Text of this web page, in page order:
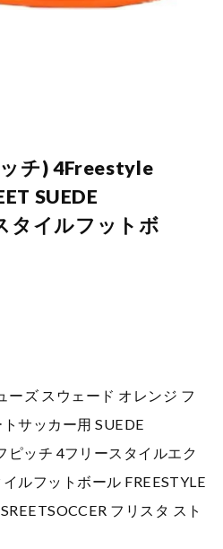
チ) 4Freestyle
SUEDE
タイルフットボ
ズ スウェード オレンジ フ
サッカー用 SUEDE
ピッチ 4フリースタイルエク
ルフットボール FREESTYLE
フリスタ スト